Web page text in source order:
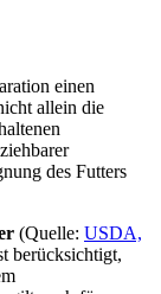
einen
allein die
des Futters
(Quelle: USDA,
berücksichtigt,